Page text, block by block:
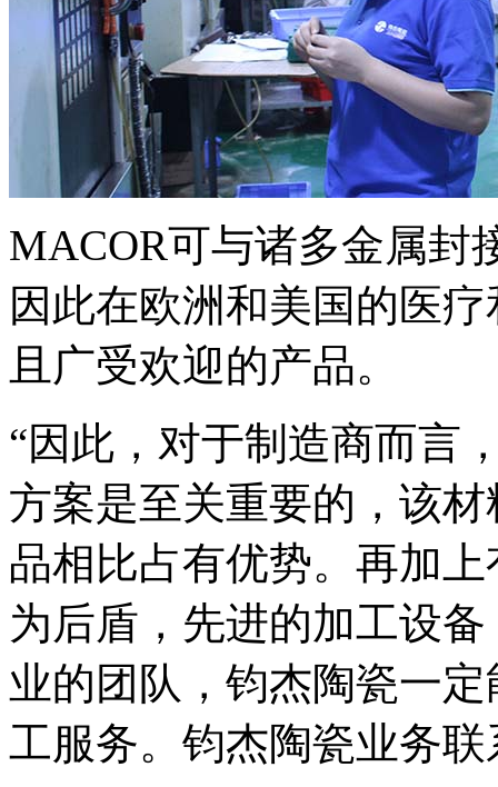
MACOR可与诸多金属封
因此在欧洲和美国的医
且广受欢迎的产品。
“因此，对于制造商而言
方案是至关重要的，该
品相比占有优势。再加
为后盾，先进的加工设
业的团队，钧杰陶瓷一
工服务。钧杰陶瓷业务联